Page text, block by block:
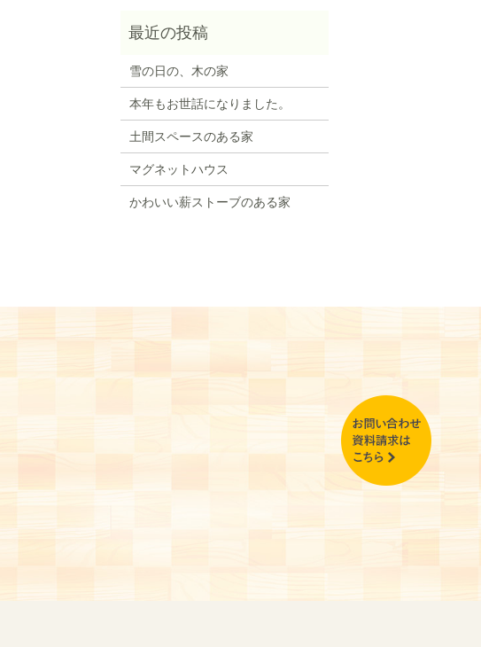
雪の日の、木の家
本年もお世話になりました。
土間スペースのある家
マグネットハウス
かわいい薪ストーブのある家